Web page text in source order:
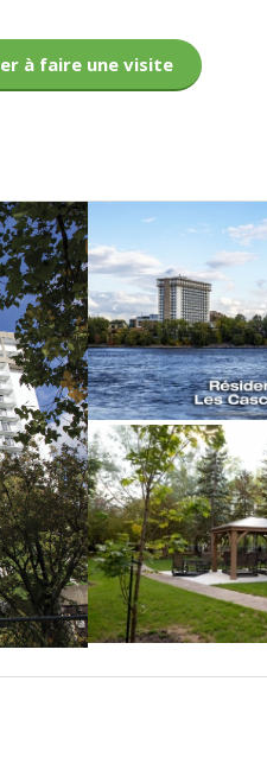
à faire une visite